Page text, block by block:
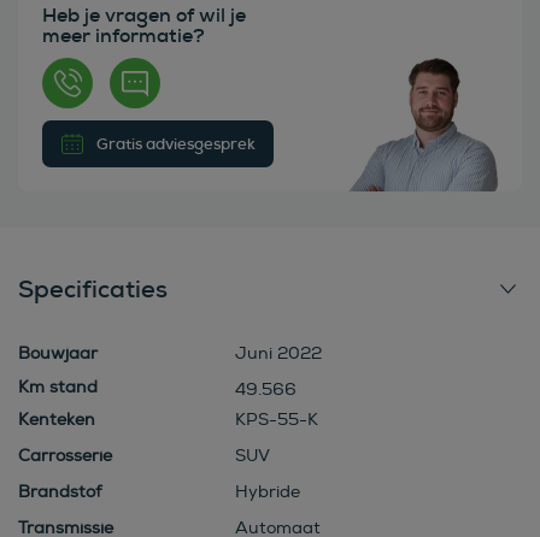
Heb je vragen of wil je
meer informatie?
Gratis adviesgesprek
Specificaties
Bouwjaar
Juni 2022
49.566
Kenteken
KPS-55-K
Carrosserie
SUV
Brandstof
Hybride
Transmissie
Automaat